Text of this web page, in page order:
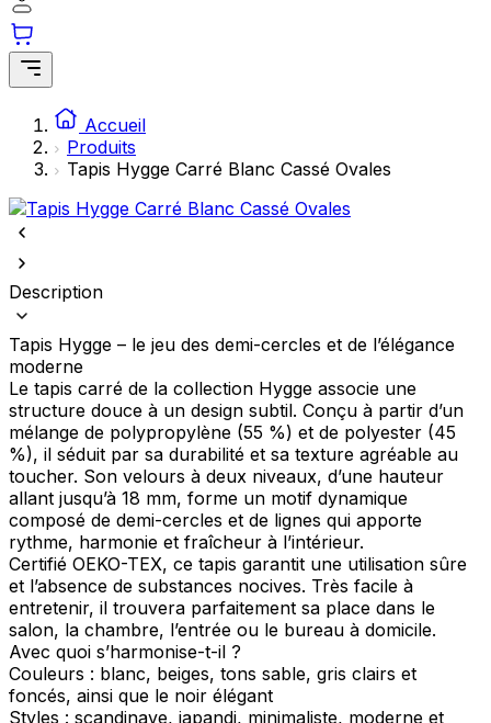
Accueil
Produits
Tapis Hygge Carré Blanc Cassé Ovales
Description
Tapis Hygge – le jeu des demi-cercles et de l’élégance
moderne
Le tapis carré de la collection Hygge associe une
structure douce à un design subtil. Conçu à partir d’un
mélange de polypropylène (55 %) et de polyester (45
%), il séduit par sa durabilité et sa texture agréable au
toucher. Son velours à deux niveaux, d’une hauteur
allant jusqu’à 18 mm, forme un motif dynamique
composé de demi-cercles et de lignes qui apporte
rythme, harmonie et fraîcheur à l’intérieur.
Certifié OEKO-TEX, ce tapis garantit une utilisation sûre
et l’absence de substances nocives. Très facile à
entretenir, il trouvera parfaitement sa place dans le
salon, la chambre, l’entrée ou le bureau à domicile.
Avec quoi s’harmonise-t-il ?
Couleurs : blanc, beiges, tons sable, gris clairs et
foncés, ainsi que le noir élégant
Styles : scandinave, japandi, minimaliste, moderne et
Les cookies statistiques aident les propriétaires de sites web à comprendre
interagissent avec les sites en collectant et en rapportant des informations
Marketing
Les cookies marketing sont utilisés pour suivre les utilisateurs sur les
précieuses pour les éditeurs et les annonceurs tiers.
Les cookies non classés sont des cookies qui sont en processus de
fournisseurs de cookies individuels.
Rejeter
Enregistrer mes préférences
Accepter tout